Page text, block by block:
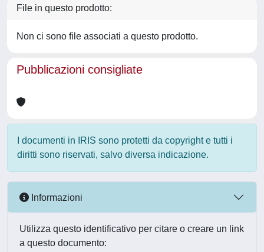
File in questo prodotto:
Non ci sono file associati a questo prodotto.
Pubblicazioni consigliate
I documenti in IRIS sono protetti da copyright e tutti i
diritti sono riservati, salvo diversa indicazione.
Informazioni
Utilizza questo identificativo per citare o creare un link
a questo documento: